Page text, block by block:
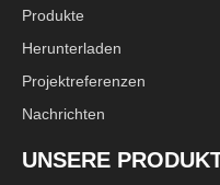
Produkte
Herunterladen
Projektreferenzen
Nachrichten
UNSERE